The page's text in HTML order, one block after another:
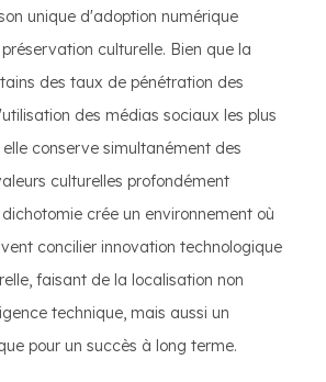
unique d'adoption numérique
culturelle. Bien que la
des taux de pénétration des
des médias sociaux les plus
conserve simultanément des
culturelles profondément
crée un environnement où
concilier innovation technologique
faisant de la localisation non
technique, mais aussi un
pour un succès à long terme.